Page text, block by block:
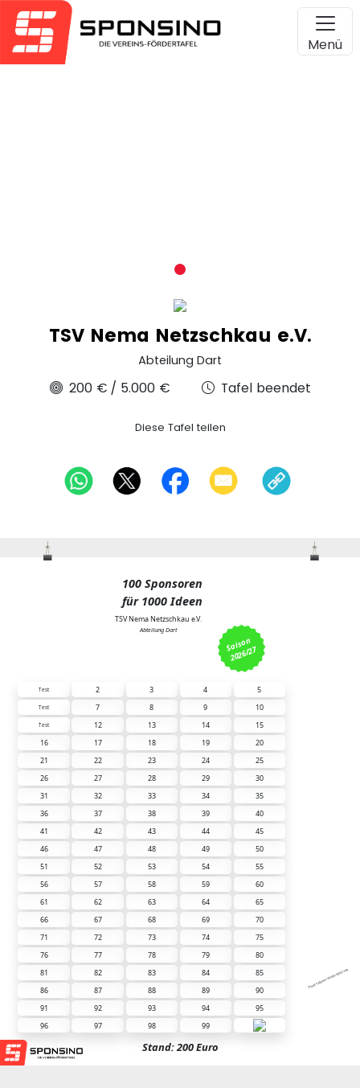
Menü
TSV Nema Netzschkau e.V.
Abteilung Dart
200 € / 5.000 € Tafel beendet
Diese Tafel teilen
S
ais
o
n
2026/27
100 Sponsoren
für 1000 Ideen
TSV Nema Netzschkau e.V.
Abteilung Dart
Test 2 3 4 5
Test 7 8 9 10
Test 12 13 14
15
16
17 18 19
20
21
22 23 24
25
26
27 28 29
30
31
32 33 34
35
36
37 38 39
40
41
42 43 44
45
46
47 48 49
50
51
52 53 54
55
56
57 58 59
60
61
62 63 64
65
66
67 68 69
70
71
72 73 74
75
76
77 78 79
80
81
82 83 84
85
86
87 88 89
90
91
92 93 94
95
96
97 98 99
Diese Tafel wird unterstützt von:
Stand: 200 Euro